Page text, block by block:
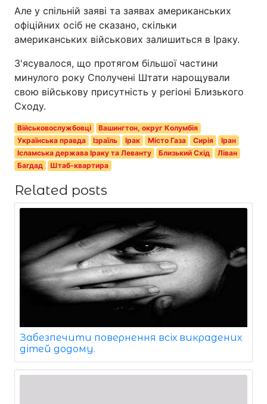
Але у спільній заяві та заявах американських
офіційних осіб не сказано, скільки
американських військових залишиться в Іраку.
З'ясувалося, що протягом більшої частини
минулого року Сполучені Штати нарощували
свою військову присутність у регіоні Близького
Сходу.
Військовослужбовці
Вашингтон, округ Колумбія
Українська правда
Ізраїль Ірак Місто Газа Сирія
Іран
Ісламська держава Іраку та Леванту
Близький Схід
Ліван
Багдад
Штаб-квартира
Related posts
Забезпечити повернення всіх викрадених
дітей додому.